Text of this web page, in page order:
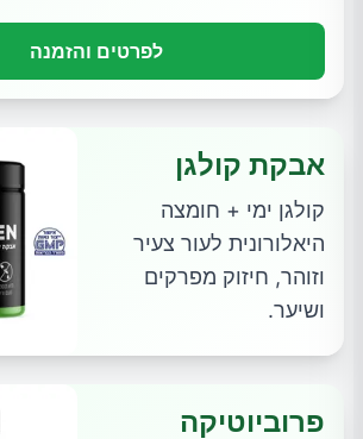
לפרטים והזמנה
אבקת קולגן
קולגן ימי + חומצה
היאלורונית לעור צעיר
וזוהר, חיזוק מפרקים
ושיער.
פרוביוטיקה